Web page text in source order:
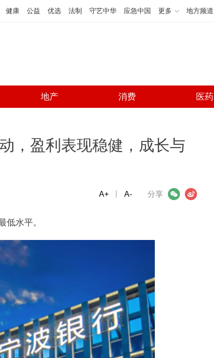
健康 公益 优选 法制 守艺中华 应急中国 更多 地方频道
地产 消费 医药
，盈利表现稳健，成长与
分享
微信 微博
A+ A-
低水平。